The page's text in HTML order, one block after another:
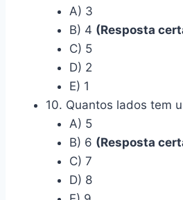
A) 3
B) 4 (Resposta
C) 5
D) 2
E) 1
10. Quantos lados tem
A) 5
B) 6 (Resposta
C) 7
D) 8